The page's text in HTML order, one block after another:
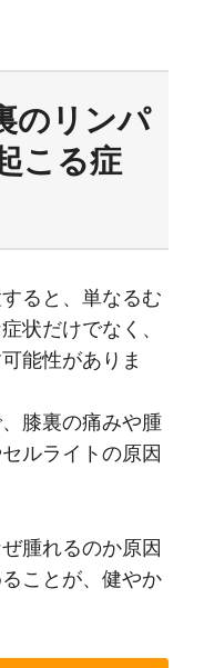
のリンパ
こる症
ると、単なるむ
状だけでなく、
能性がありま
膝裏の痛みや腫
ルライトの原因
腫れるのか原因
ことが、健やか